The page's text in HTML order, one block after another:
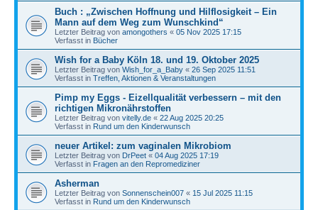
Buch : „Zwischen Hoffnung und Hilflosigkeit – Ein
Mann auf dem Weg zum Wunschkind“
Letzter Beitrag von amongothers « 05 Nov 2025 17:15
Verfasst in Bücher
Wish for a Baby Köln 18. und 19. Oktober 2025
Letzter Beitrag von Wish_for_a_Baby « 26 Sep 2025 11:51
Verfasst in Treffen, Aktionen & Veranstaltungen
Pimp my Eggs - Eizellqualität verbessern – mit den
richtigen Mikronährstoffen
Letzter Beitrag von vitelly.de « 22 Aug 2025 20:25
Verfasst in Rund um den Kinderwunsch
neuer Artikel: zum vaginalen Mikrobiom
Letzter Beitrag von DrPeet « 04 Aug 2025 17:19
Verfasst in Fragen an den Repromediziner
Asherman
Letzter Beitrag von Sonnenschein007 « 15 Jul 2025 11:15
Verfasst in Rund um den Kinderwunsch